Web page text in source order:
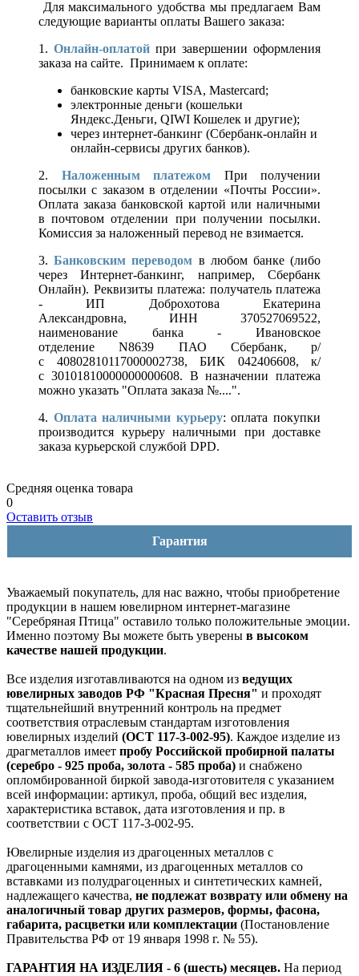
Для максимального удобства мы предлагаем Вам
следующие варианты оплаты Вашего заказа:
1. Онлайн-оплатой при завершении оформления
заказа на сайте. Принимаем к оплате:
банковские карты VISA, Mastercard;
электронные деньги (кошельки
Яндекс.Деньги, QIWI Кошелек и другие);
через интернет-банкинг (Сбербанк-онлайн и
онлайн-сервисы других банков).
2. Наложенным платежом При получении
посылки с заказом в отделении «Почты России».
Оплата заказа банковской картой или наличными
в почтовом отделении при получении посылки.
Комиссия за наложенный перевод не взимается.
3.Банковским переводом в любом банке (либо
через Интернет-банкинг, например, Сбербанк
Онлайн). Реквизиты платежа: получатель платежа
- ИП Доброхотова Екатерина
Александровна, ИНН 370527069522,
наименование банка - Ивановское
отделение N8639 ПАО Сбербанк, р/
с 40802810117000002738, БИК 042406608, к/
с 30101810000000000608. В назначении платежа
можно указать "Оплата заказа №....".
4. Оплата наличными курьеру: оплата покупки
производится курьеру наличными при доставке
заказа курьерской службой DPD.
Средняя оценка товара
0
Оставить отзыв
Гарантия
Уважаемый покупатель, для нас важно, чтобы приобретение
продукции в нашем ювелирном интернет-магазине
"Серебряная Птица" оставило только положительные эмоции.
Именно поэтому Вы можете быть уверены в высоком
качестве нашей продукции.
Все изделия изготавливаются на одном из ведущих
ювелирных заводов РФ "Красная Пресня" и проходят
тщательнейший внутренний контроль на предмет
соответствия отраслевым стандартам изготовления
ювелирных изделий (ОСТ 117-3-002-95). Каждое изделие из
драгметаллов имеет пробу Российской пробирной палаты
(серебро - 925 проба, золота - 585 проба) и снабжено
опломбированной биркой завода-изготовителя с указанием
всей информации: артикул, проба, общий вес изделия,
характеристика вставок, дата изготовления и пр. в
соответствии с ОСТ 117-3-002-95.
Ювелирные изделия из драгоценных металлов с
драгоценными камнями, из драгоценных металлов со
вставками из полудрагоценных и синтетических камней,
надлежащего качества, не подлежат возврату или обмену на
аналогичный товар других размеров, формы, фасона,
габарита, расцветки или комплектации (Постановление
Правительства РФ от 19 января 1998 г. № 55).
ГАРАНТИЯ НА ИЗДЕЛИЯ - 6 (шесть) месяцев. На период